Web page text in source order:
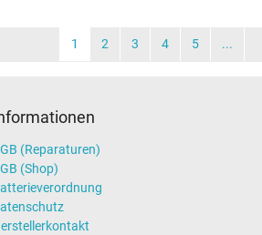
1 2 3 4 5 ...
(Reparaturen)
(Shop)